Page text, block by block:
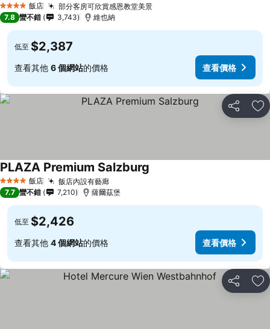
4 星級 飯店 部分客房可欣賞感恩教堂美景
7.8 蠻不錯 3,743 維也納
低至 $2,387
查看其他 6 個網站的價格 查看價格
分享 加
4 星級 飯店 飯店內設有藝廊
PLAZA Premium Salzburg
7.7 蠻不錯 7,210 薩爾茲堡
低至 $2,426
查看其他 4 個網站的價格 查看價格
分享 加